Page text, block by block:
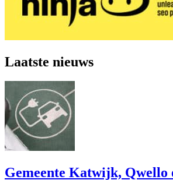
Laatste nieuws
Gemeente Katwijk, Qwello